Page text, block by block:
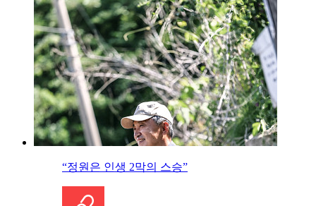
“정원은 인생 2막의 스승”